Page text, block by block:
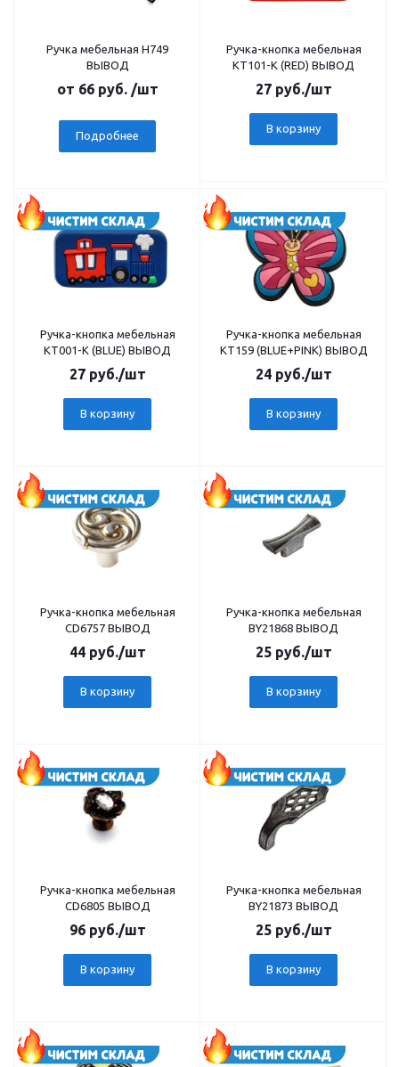
Ручка мебельная Н749
ВЫВОД
от 66 руб. /шт
Подробнее
Ручка-кнопка мебельная
КТ101-K (RED) ВЫВОД
27руб./шт
В корзину
Ручка-кнопка мебельная
КТ001-K (BLUE) ВЫВОД
27руб./шт
В корзину
Ручка-кнопка мебельная
КТ159 (BLUE+PINK) ВЫВОД
24руб./шт
В корзину
Ручка-кнопка мебельная
CD6757 ВЫВОД
44руб./шт
В корзину
Ручка-кнопка мебельная
BY21868 ВЫВОД
25руб./шт
В корзину
Ручка-кнопка мебельная
CD6805 ВЫВОД
96руб./шт
В корзину
Ручка-кнопка мебельная
BY21873 ВЫВОД
25руб./шт
В корзину